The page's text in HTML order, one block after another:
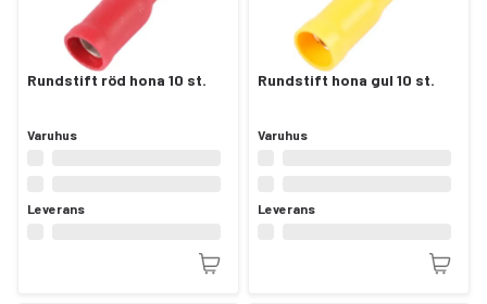
Rundstift röd hona 10 st.
Varuhus
Leverans
Rundstift hona gul 10 st.
Varuhus
Leverans